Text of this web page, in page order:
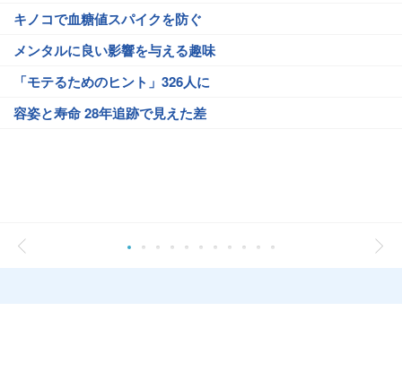
キノコで血糖値スパイクを防ぐ
メンタルに良い影響を与える趣味
「モテるためのヒント」326人に
容姿と寿命 28年追跡で見えた差